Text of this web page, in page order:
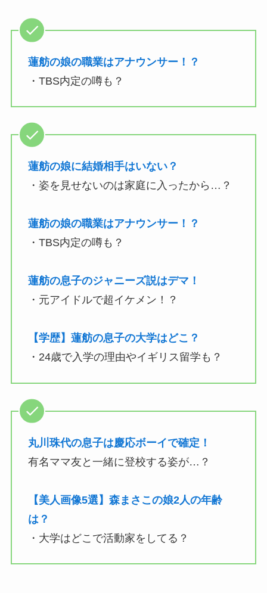
蓮舫の娘の職業はアナウンサー！？
・TBS内定の噂も？
蓮舫の娘に結婚相手はいない？
・姿を見せないのは家庭に入ったから…？
蓮舫の娘の職業はアナウンサー！？
・TBS内定の噂も？
蓮舫の息子のジャニーズ説はデマ！
・元アイドルで超イケメン！？
【学歴】蓮舫の息子の大学はどこ？
・24歳で入学の理由やイギリス留学も？
丸川珠代の息子は慶応ボーイで確定！
有名ママ友と一緒に登校する姿が…？
【美人画像5選】森まさこの娘2人の年齢
は？
・大学はどこで活動家をしてる？